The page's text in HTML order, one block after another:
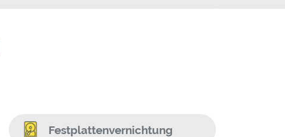
Festplattenvernichtung